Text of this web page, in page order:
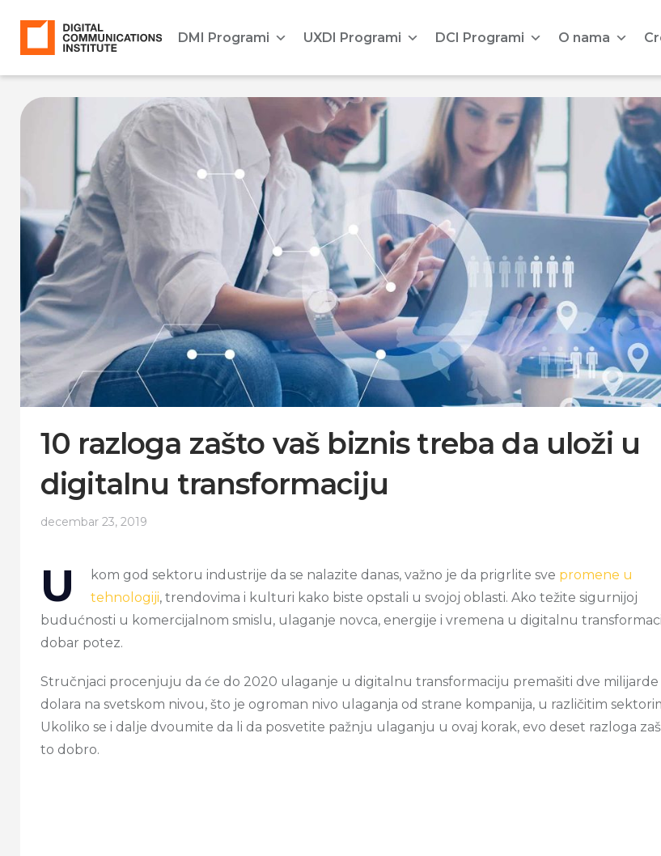
DMI Programi UXDI Programi DCI Programi O nama
10 razloga zašto vaš biznis treba da uloži u
digitalnu transformaciju
decembar 23, 2019
U kom god sektoru industrije da se nalazite danas, važno je da prigrlite sve promene u
tehnologiji, trendovima i kulturi kako biste opstali u svojoj oblasti. Ako težite sigurnijoj
budućnosti u komercijalnom smislu, ulaganje novca, energije i vremena u digitalnu
dobar potez.
Stručnjaci procenjuju da će do 2020 ulaganje u digitalnu transformaciju premašiti dve milijarde
dolara na svetskom nivou, što je ogroman nivo ulaganja od strane kompanija, u različitim
Ukoliko se i dalje dvoumite da li da posvetite pažnju ulaganju u ovaj korak, evo deset razloga
to dobro.